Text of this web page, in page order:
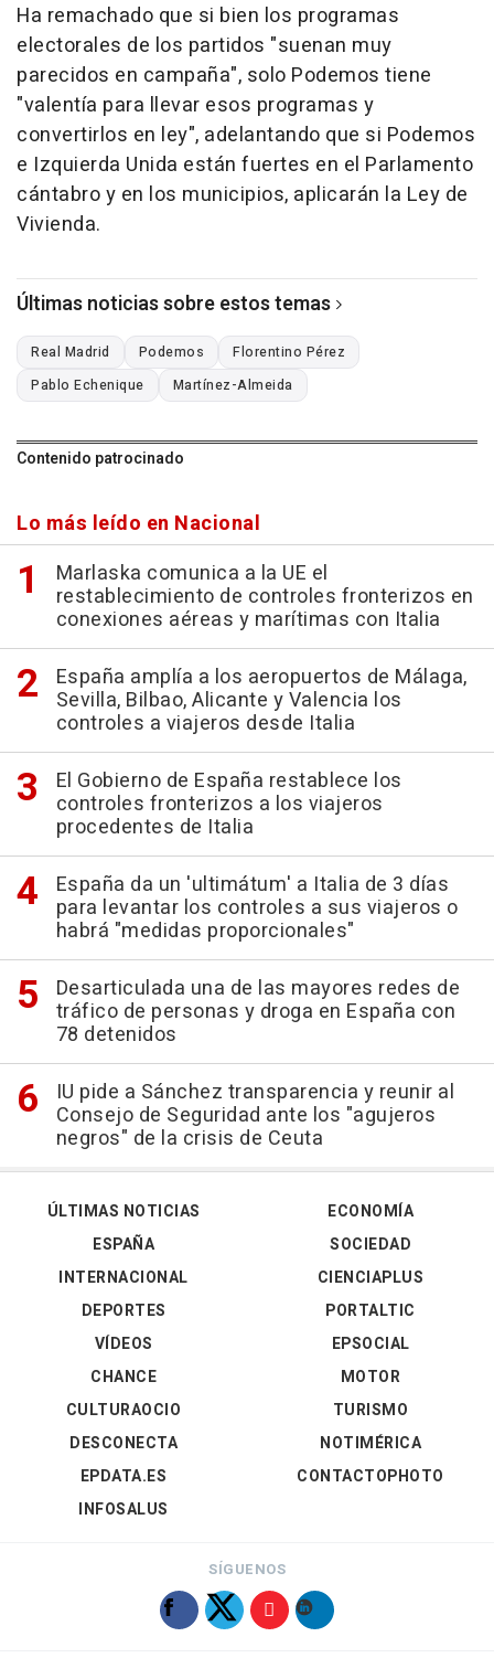
Ha remachado que si bien los programas
electorales de los partidos "suenan muy
parecidos en campaña", solo Podemos tiene
"valentía para llevar esos programas y
convertirlos en ley", adelantando que si Podemos
e Izquierda Unida están fuertes en el Parlamento
cántabro y en los municipios, aplicarán la Ley de
Vivienda.
Últimas noticias sobre estos temas
Real Madrid Podemos
Florentino Pérez
Pablo Echenique
Martínez-Almeida
Contenido patrocinado
Lo más leído en Nacional
Marlaska comunica a la UE el
restablecimiento de controles fronterizos en
conexiones aéreas y marítimas con Italia
España amplía a los aeropuertos de Málaga,
Sevilla, Bilbao, Alicante y Valencia los
controles a viajeros desde Italia
El Gobierno de España restablece los
controles fronterizos a los viajeros
procedentes de Italia
España da un 'ultimátum' a Italia de 3 días
para levantar los controles a sus viajeros o
habrá "medidas proporcionales"
Desarticulada una de las mayores redes de
tráfico de personas y droga en España con
78 detenidos
IU pide a Sánchez transparencia y reunir al
Consejo de Seguridad ante los "agujeros
negros" de la crisis de Ceuta
ÚLTIMAS NOTICIAS
ESPAÑA
INTERNACIONAL
DEPORTES
VÍDEOS
ECONOMÍA
SOCIEDAD
CIENCIAPLUS
PORTALTIC
EPSOCIAL
CHANCE
CULTURAOCIO
DESCONECTA
EPDATA.ES
INFOSALUS
MOTOR
TURISMO
NOTIMÉRICA
CONTACTOPHOTO
SÍGUENOS